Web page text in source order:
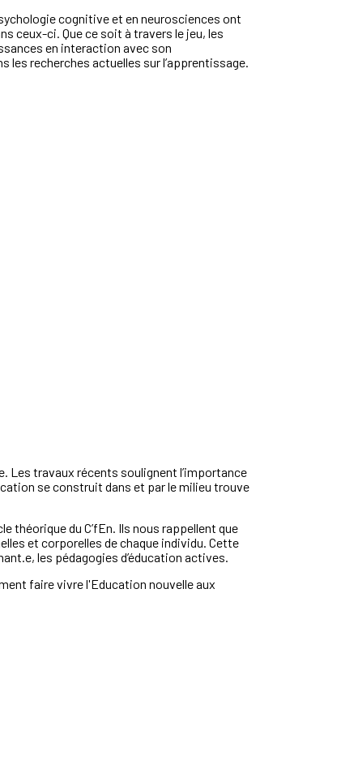
cognitive et en neurosciences ont
ceux-ci. Que ce soit à travers le jeu, les
en interaction avec son
recherches actuelles sur l’apprentissage.
Les travaux récents soulignent l’importance
se construit dans et par le milieu trouve
du C’fEn. Ils nous rappellent que
et corporelles de chaque individu. Cette
les pédagogies d’éducation actives.
faire vivre l'Education nouvelle aux